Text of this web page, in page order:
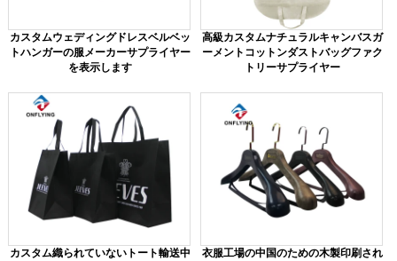
カスタムウェディングドレスベルベッ
トハンガーの服メーカーサプライヤー
を表示します
高級カスタムナチュラルキャンバスガ
ーメントコットンダストバッグファク
トリーサプライヤー
カスタム織られていないトート輸送中
衣服工場の中国のための木製印刷され